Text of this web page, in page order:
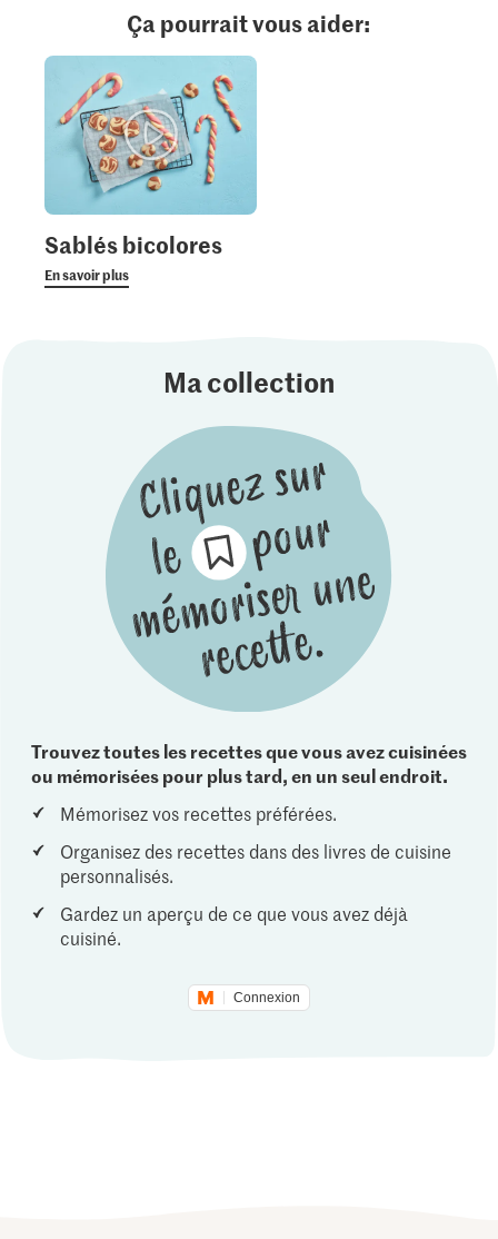
Ça pourrait vous aider:
Sablés bicolores
En savoir plus
Ma collection
Trouvez toutes les recettes que vous avez cuisinées
ou mémorisées pour plus tard, en un seul endroit.
Mémorisez vos recettes préférées.
Organisez des recettes dans des livres de cuisine
personnalisés.
Gardez un aperçu de ce que vous avez déjà
cuisiné.
Connexion